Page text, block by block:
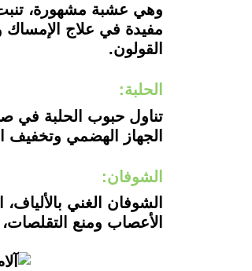
وهي عشبة مشهورة، تنبت
مفيدة في علاج الإمساك
القولون.
الحلبة:
تناول حبوب الحلبة في
الجهاز الهضمي وتخفيف
الشوفان:
الشوفان الغني
الأعصاب ومنع